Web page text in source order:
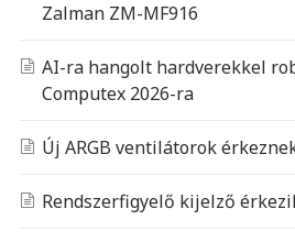
Zalman ZM-MF916
AI-ra hangolt hardverekkel
Computex 2026-ra
Új ARGB ventilátorok
Rendszerfigyelő kijelző